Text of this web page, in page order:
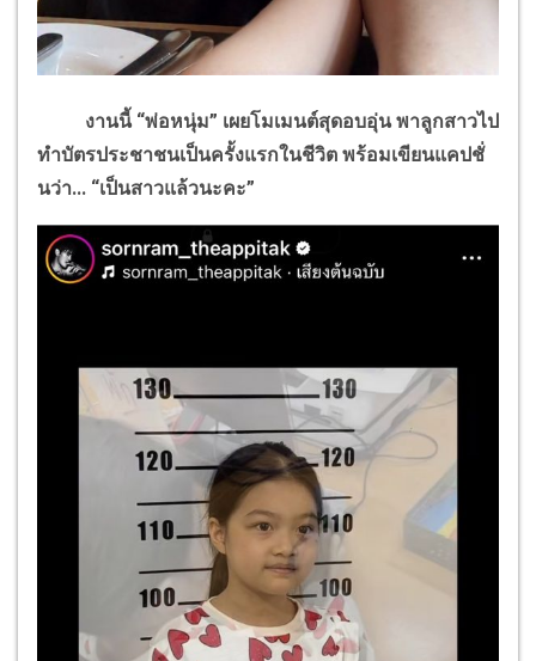
งานนี้ “พ่อหนุ่ม” เผยโมเมนต์สุดอบอุ่น พาลูกสาวไป
ทำบัตรประชาชนเป็นครั้งแรกในชีวิต พร้อมเขียนแคปชั่
นว่า... “เป็นสาวแล้วนะคะ”